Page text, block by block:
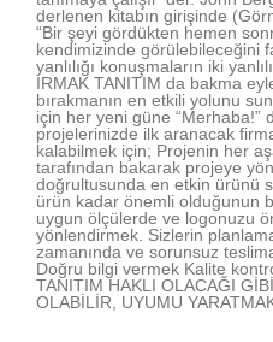
derlenen kitabın girişinde
“Bir şeyi gördükten hemen
kendimizinde görülebileceğini
yanlılığı konuşmaların iki
IRMAK TANITIM da bakma
bırakmanın en etkili yolunu
için her yeni güne “Merhaba!”
projelerinizde ilk aranacak
kalabilmek için; Projenin her
tarafından bakarak projeye
doğrultusunda en etkin ürünü
ürün kadar önemli olduğunun
uygun ölçülerde ve logonuzu
yönlendirmek. Sizlerin
zamanında ve sorunsuz
Doğru bilgi vermek Kalite
TANITIM HAKLI OLACAĞI
OLABİLİR, UYUMU